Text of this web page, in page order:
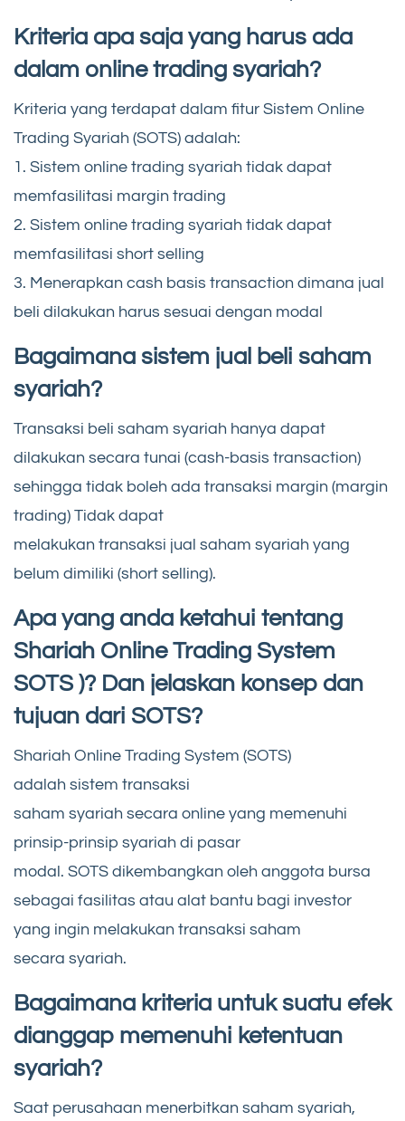
Kriteria apa saja yang harus ada
dalam online trading syariah?
Kriteria yang terdapat dalam fitur Sistem Online
Trading Syariah (SOTS) adalah:
1. Sistem online trading syariah tidak dapat
memfasilitasi margin trading
2. Sistem online trading syariah tidak dapat
memfasilitasi short selling
3. Menerapkan cash basis transaction dimana jual
beli dilakukan harus sesuai dengan modal
Bagaimana sistem jual beli saham
syariah?
Transaksi beli saham syariah hanya dapat
dilakukan secara tunai (cash-basis transaction)
sehingga tidak boleh ada transaksi margin (margin
trading) Tidak dapat
melakukan transaksi jual saham syariah yang
belum dimiliki (short selling).
Apa yang anda ketahui tentang
Shariah Online Trading System
SOTS )? Dan jelaskan konsep dan
tujuan dari SOTS?
Shariah Online Trading System (SOTS)
adalah sistem transaksi
saham syariah secara online yang memenuhi
prinsip-prinsip syariah di pasar
modal. SOTS dikembangkan oleh anggota bursa
sebagai fasilitas atau alat bantu bagi investor
yang ingin melakukan transaksi saham
secara syariah.
Bagaimana kriteria untuk suatu efek
dianggap memenuhi ketentuan
syariah?
Saat perusahaan menerbitkan saham syariah,